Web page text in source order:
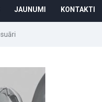
JAUNUMI KONTAKTI